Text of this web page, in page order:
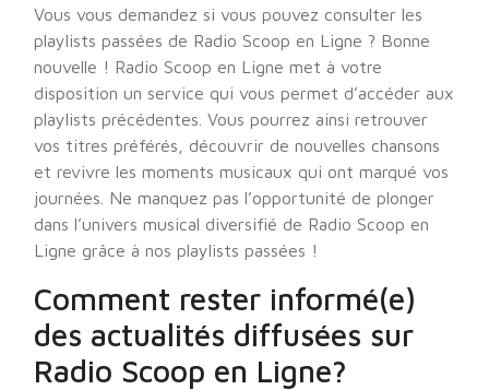
Vous vous demandez si vous pouvez consulter les
playlists passées de Radio Scoop en Ligne ? Bonne
nouvelle ! Radio Scoop en Ligne met à votre
disposition un service qui vous permet d’accéder aux
playlists précédentes. Vous pourrez ainsi retrouver
vos titres préférés, découvrir de nouvelles chansons
et revivre les moments musicaux qui ont marqué vos
journées. Ne manquez pas l’opportunité de plonger
dans l’univers musical diversifié de Radio Scoop en
Ligne grâce à nos playlists passées !
Comment rester informé(e)
des actualités diffusées sur
Radio Scoop en Ligne?